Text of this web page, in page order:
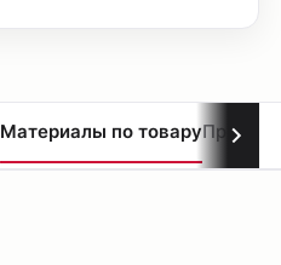
Материалы по товару